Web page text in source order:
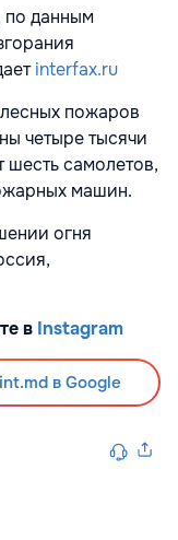
по данным
interfax.ru
пожаров
четыре тысячи
шесть самолетов,
машин.
огня
в Instagram
в Google